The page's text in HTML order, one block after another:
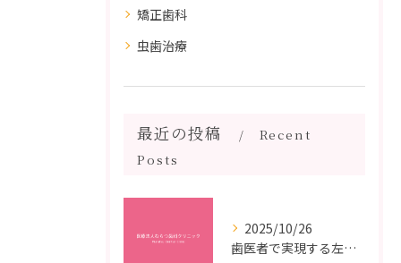
矯正歯科
虫歯治療
最近の投稿
Recent
Posts
2025/10/26
歯医者で実現する左右対称治療のポイントと矯正治療選びの疑問解決ガイド